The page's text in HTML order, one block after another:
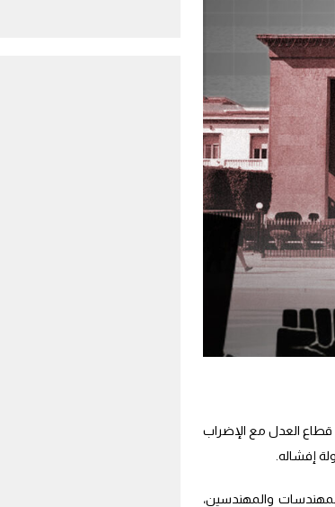
قطاع العدل مع الإضراب
والمهندسين،